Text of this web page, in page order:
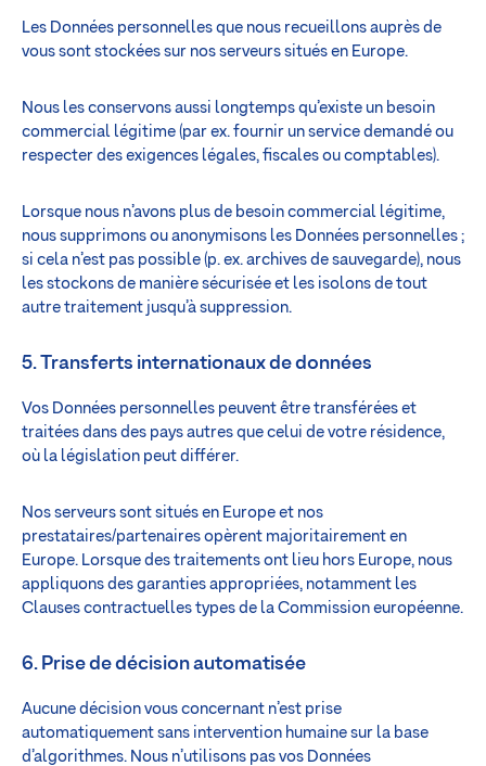
Les Données personnelles que nous recueillons auprès de
vous sont stockées sur nos serveurs situés en Europe.
Nous les conservons aussi longtemps qu’existe un besoin
commercial légitime (par ex. fournir un service demandé ou
respecter des exigences légales, fiscales ou comptables).
Lorsque nous n’avons plus de besoin commercial légitime,
nous supprimons ou anonymisons les Données personnelles ;
si cela n’est pas possible (p. ex. archives de sauvegarde), nous
les stockons de manière sécurisée et les isolons de tout
autre traitement jusqu’à suppression.
5. Transferts internationaux de données
Vos Données personnelles peuvent être transférées et
traitées dans des pays autres que celui de votre résidence,
où la législation peut différer.
Nos serveurs sont situés en Europe et nos
prestataires/partenaires opèrent majoritairement en
Europe. Lorsque des traitements ont lieu hors Europe, nous
appliquons des garanties appropriées, notamment les
Clauses contractuelles types de la Commission européenne.
6. Prise de décision automatisée
Aucune décision vous concernant n’est prise
automatiquement sans intervention humaine sur la base
d’algorithmes. Nous n’utilisons pas vos Données